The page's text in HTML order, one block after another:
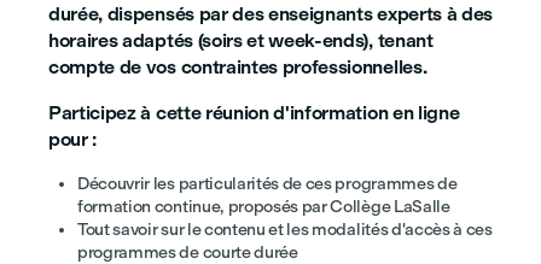
durée, dispensés par des enseignants experts à des
horaires adaptés (soirs et week-ends), tenant
compte de vos contraintes professionnelles.
Participez à cette réunion d'information en ligne
pour :
Découvrir les particularités de ces programmes de
formation continue, proposés par Collège LaSalle
Tout savoir sur le contenu et les modalités d'accès à ces
programmes de courte durée